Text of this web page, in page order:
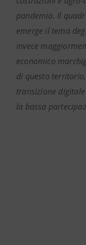
pandemia. Il
emerge il tema
invece
economico
di questo
transizione
la bassa